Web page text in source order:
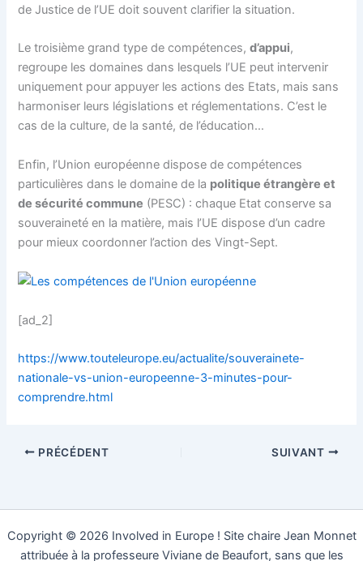
de Justice de l’UE doit souvent clarifier la situation.
Le troisième grand type de compétences,d’appui,
regroupe les domaines dans lesquels l’UE peut intervenir
uniquement pour appuyer les actions des Etats, mais sans
harmoniser leurs législations et réglementations. C’est le
cas de la culture, de la santé, de l’éducation…
Enfin, l’Union européenne dispose de compétences
particulières dans le domaine de la politique étrangère et
de sécurité commune (PESC) : chaque Etat conserve sa
souveraineté en la matière, mais l’UE dispose d’un cadre
pour mieux coordonner l’action des Vingt-Sept.
[ad_2]
https://www.touteleurope.eu/actualite/souverainete-
nationale-vs-union-europeenne-3-minutes-pour-
comprendre.html
PRÉCÉDENT SUIVANT
Copyright © 2026 Involved in Europe ! Site chaire Jean Monnet
attribuée à la professeure Viviane de Beaufort, sans que les